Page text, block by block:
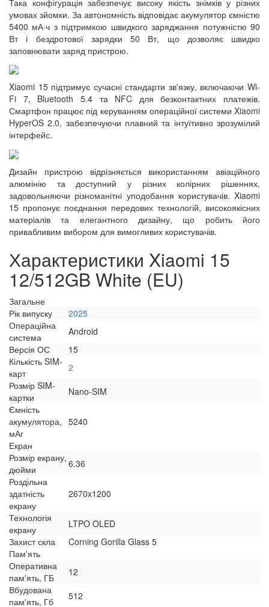
умовах зйомки. За автономність відповідає акумулятор ємністю
5400 мА·ч з підтримкою швидкого заряджання потужністю 90
Вт і бездротової зарядки 50 Вт, що дозволяє швидко
заповнювати заряд пристрою.
Xiaomi 15 підтримує сучасні стандарти зв'язку, включаючи Wi-
Fi 7, Bluetooth 5.4 та NFC для безконтактних платежів.
Смартфон працює під керуванням операційної системи Xiaomi
HyperOS 2.0, забезпечуючи плавний та інтуїтивно зрозумілий
інтерфейс.
Дизайн пристрою відрізняється використанням авіаційного
алюмінію та доступний у різних колірних рішеннях,
задовольняючи різноманітні уподобання користувачів. Xiaomi
15 пропонує поєднання передових технологій, високоякісних
матеріалів та елегантного дизайну, що робить його
привабливим вибором для вимогливих користувачів.
Характеристики Xiaomi 15
12/512GB White (EU)
Загальне
Рік випуску
2025
Операційна
система
Android
Версія ОС
15
Кількість SIM-
карт
2
Розмір SIM-
картки
Nano-SIM
Ємність
акумулятора,
мАг
5240
Екран
Розмір екрану,
дюйми
6.36
Роздільна
здатність
екрану
2670x1200
Технологія
екрану
LTPO OLED
Захист скла
Corning Gorilla Glass 5
Пам'ять
Оперативна
пам'ять, ГБ
12
Вбудована
пам'ять, Гб
512